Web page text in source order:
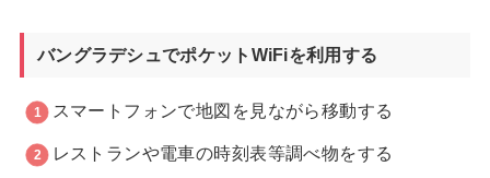
バングラデシュでポケットWiFiを利用する
スマートフォンで地図を見ながら移動する
レストランや電車の時刻表等調べ物をする